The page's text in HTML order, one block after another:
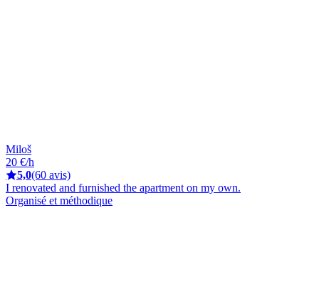
Miloš
20 €/h
5,0(60 avis)
I renovated and furnished the apartment on my own.
Organisé et méthodique